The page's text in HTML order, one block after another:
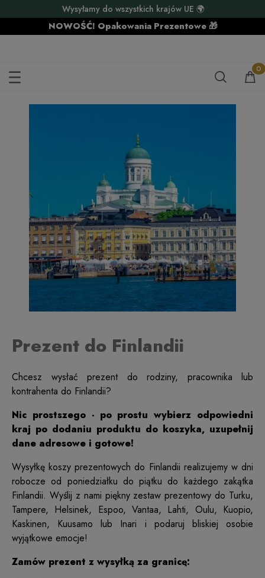
Wysyłamy do wszystkich krajów UE 🌍
NOWOŚĆ! Opakowania Prezentowe 🎁
PREZENT DO FINLANDII
Prezent do Finlandii
Chcesz wysłać prezent do rodziny, pracownika lub
kontrahenta do Finlandii?
Nic prostszego - po prostu wybierz odpowiedni
kraj po dodaniu produktu do koszyka, uzupełnij
dane adresowe i gotowe!
Wysyłkę koszy prezentowych do Finlandii realizujemy w dni
robocze od poniedziałku do piątku do każdego zakątka
Finlandii. Wyślij z nami piękny zestaw prezentowy do Turku,
Tampere, Helsinek, Espoo, Vantaa, Lahti, Oulu, Kuopio,
Kaskinen, Kuusamo lub Inari i podaruj bliskiej osobie
wyjątkowe emocje!
Zamów prezent z wysyłką za granicę: